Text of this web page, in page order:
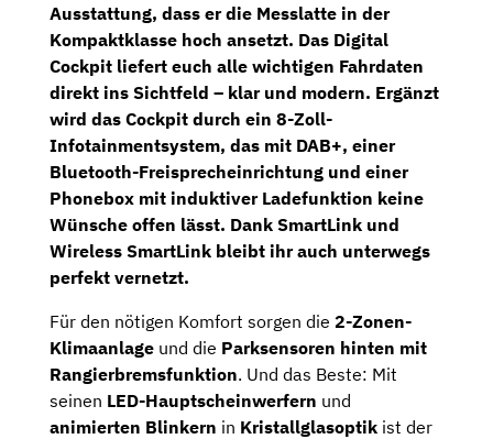
Ausstattung, dass er die Messlatte in der
Kompaktklasse hoch ansetzt. Das Digital
Cockpit liefert euch alle wichtigen Fahrdaten
direkt ins Sichtfeld – klar und modern. Ergänzt
wird das Cockpit durch ein 8-Zoll-
Infotainmentsystem, das mit DAB+, einer
Bluetooth-Freisprecheinrichtung und einer
Phonebox mit induktiver Ladefunktion keine
Wünsche offen lässt. Dank SmartLink und
Wireless SmartLink bleibt ihr auch unterwegs
perfekt vernetzt.
Für den nötigen Komfort sorgen die 2-Zonen-
Klimaanlage und die Parksensoren hinten mit
Rangierbremsfunktion. Und das Beste: Mit
seinen LED-Hauptscheinwerfern und
animierten Blinkern in Kristallglasoptik ist der